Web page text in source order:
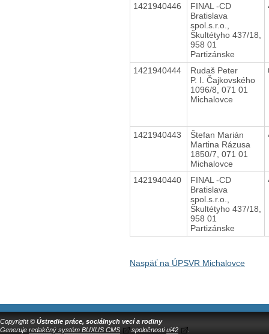
1421940446
FINAL -CD
Bratislava
spol.s.r.o.,
Škultétyho 437/18,
958 01
Partizánske
1421940444
Rudaš Peter
P. I. Čajkovského
1096/8, 071 01
Michalovce
1421940443
Štefan Marián
Martina Rázusa
1850/7, 071 01
Michalovce
1421940440
FINAL -CD
Bratislava
spol.s.r.o.,
Škultétyho 437/18,
958 01
Partizánske
Naspäť na ÚPSVR Michalovce
Copyright © Ústredie práce, sociálnych vecí a rodiny
Generuje redakčný systém BUXUS CMS spoločnostiui42